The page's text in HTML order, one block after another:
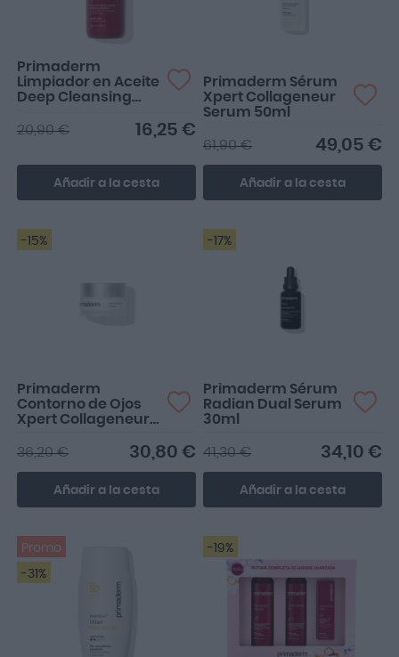
Primaderm
Limpiador en Aceite
Deep Cleansing
16,25 €
20,90 €
Añadir a la cesta
Primaderm Sérum
Xpert Collageneur
Serum 50ml
49,05 €
61,90 €
Añadir a la cesta
-15%
Primaderm
Contorno de Ojos
Xpert Collageneur
30,80 €
36,20 €
Añadir a la cesta
-17%
Primaderm Sérum
Radian Dual Serum
30ml
34,10 €
41,30 €
Añadir a la cesta
Promo
-31%
-19%